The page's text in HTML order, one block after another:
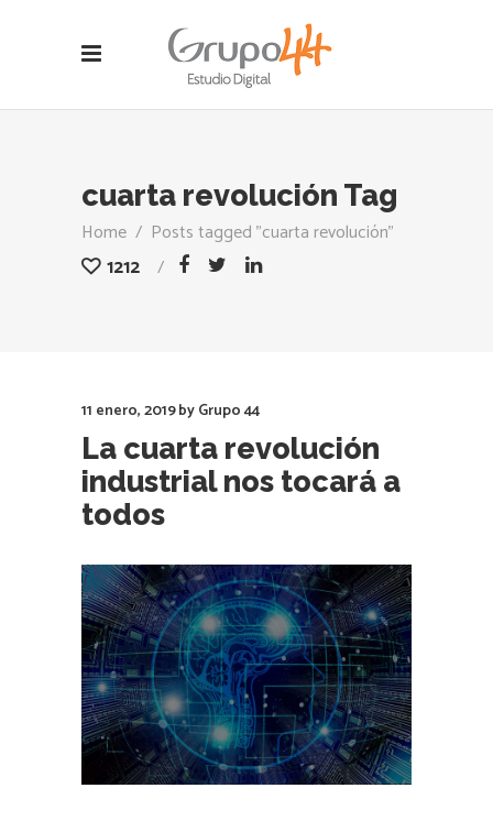
cuarta revolución Tag
Home / Posts tagged "cuarta revolución"
1212
11 enero, 2019byGrupo 44
La cuarta revolución
industrial nos tocará a
todos